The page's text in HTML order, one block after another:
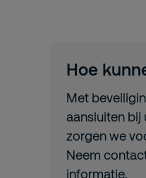
Hoe
Met
aansluiten
zorgen we
Neem
informatie.